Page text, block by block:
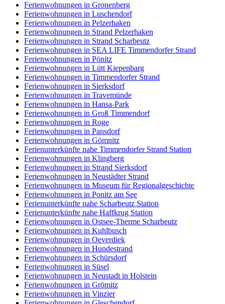
Ferienwohnungen in Gronenberg
Ferienwohnungen in Luschendorf
Ferienwohnungen in Pelzerhaken
Ferienwohnungen in Strand Pelzerhaken
Ferienwohnungen in Strand Scharbeutz
Ferienwohnungen in SEA LIFE Timmendorfer Strand
Ferienwohnungen in Pönitz
Ferienwohnungen in Lütt Kiepenbarg
Ferienwohnungen in Timmendorfer Strand
Ferienwohnungen in Sierksdorf
Ferienwohnungen in Travemünde
Ferienwohnungen in Hansa-Park
Ferienwohnungen in Groß Timmendorf
Ferienwohnungen in Roge
Ferienwohnungen in Pansdorf
Ferienwohnungen in Gömnitz
Ferienunterkünfte nahe Timmendorfer Strand Station
Ferienwohnungen in Klingberg
Ferienwohnungen in Strand Sierksdorf
Ferienwohnungen in Neustädter Strand
Ferienwohnungen in Museum für Regionalgeschichte
Ferienwohnungen in Ponitz am See
Ferienunterkünfte nahe Scharbeutz Station
Ferienunterkünfte nahe Haffkrug Station
Ferienwohnungen in Ostsee-Therme Scharbeutz
Ferienwohnungen in Kuhlbusch
Ferienwohnungen in Oeverdiek
Ferienwohnungen in Hundestrand
Ferienwohnungen in Schürsdorf
Ferienwohnungen in Süsel
Ferienwohnungen in Neustadt in Holstein
Ferienwohnungen in Grömitz
Ferienwohnungen in Vinzier